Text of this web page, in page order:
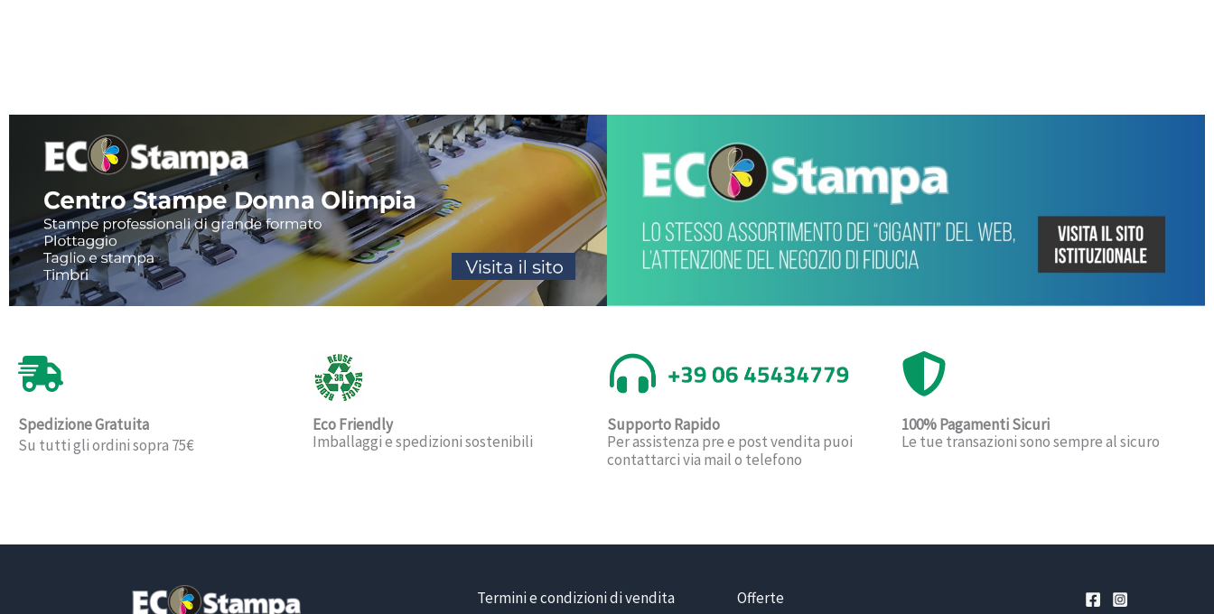
Spedizione Gratuita
Su tutti gli ordini sopra 75€
Eco Friendly
Imballaggi e spedizioni sostenibili
Supporto Rapido
Per assistenza pre e post vendita puoi
contattarci via mail o telefono
100% Pagamenti Sicuri
Le tue transazioni sono sempre al sicuro
Termini e condizioni di vendita
Offerte